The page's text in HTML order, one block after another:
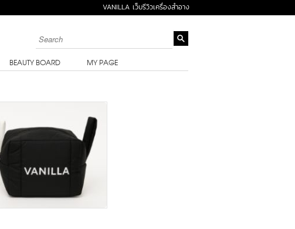
VANILLA เว็บรีวิวเครื่องสำอาง
BEAUTY BOARD MY PAGE